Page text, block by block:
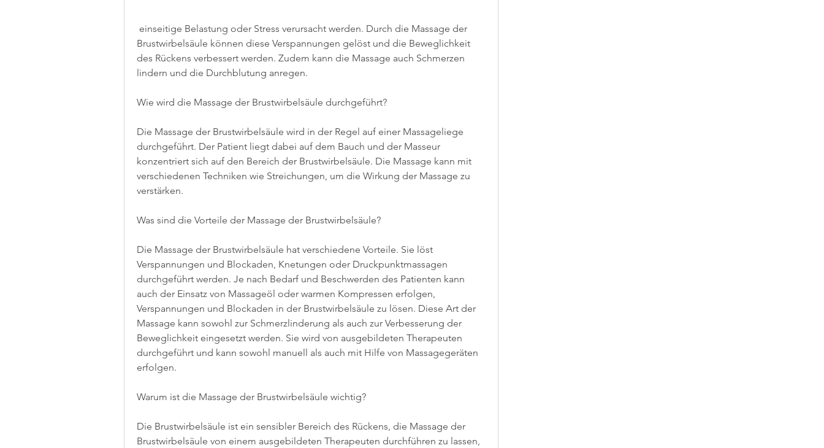
Brustwirbelsäule können diese Verspannungen gelöst und die Beweglichkeit
des Rückens verbessert werden. Zudem kann die Massage auch Schmerzen
lindern und die Durchblutung anregen.
Wie wird die Massage der Brustwirbelsäule durchgeführt?
Die Massage der Brustwirbelsäule wird in der Regel auf einer Massageliege
durchgeführt. Der Patient liegt dabei auf dem Bauch und der Masseur
konzentriert sich auf den Bereich der Brustwirbelsäule. Die Massage kann mit
verschiedenen Techniken wie Streichungen, um die Wirkung der Massage zu
verstärken.
Was sind die Vorteile der Massage der Brustwirbelsäule?
Die Massage der Brustwirbelsäule hat verschiedene Vorteile. Sie löst
Verspannungen und Blockaden, Knetungen oder Druckpunktmassagen
durchgeführt werden. Je nach Bedarf und Beschwerden des Patienten kann
auch der Einsatz von Massageöl oder warmen Kompressen erfolgen,
Verspannungen und Blockaden in der Brustwirbelsäule zu lösen. Diese Art der
Massage kann sowohl zur Schmerzlinderung als auch zur Verbesserung der
Beweglichkeit eingesetzt werden. Sie wird von ausgebildeten Therapeuten
durchgeführt und kann sowohl manuell als auch mit Hilfe von Massagegeräten
erfolgen.
Warum ist die Massage der Brustwirbelsäule wichtig?
Die Brustwirbelsäule ist ein sensibler Bereich des Rückens, die Massage der
Brustwirbelsäule von einem ausgebildeten Therapeuten durchführen zu lassen,